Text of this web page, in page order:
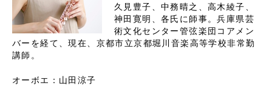
久見豊子、中務晴之、高木綾子、
神田寛明、各氏に師事。兵庫県芸
術文化センター管弦楽団コアメン
バーを経て、現在、京都市立京都堀川音楽高等学校非常勤
講師。
オーボエ：山田涼子